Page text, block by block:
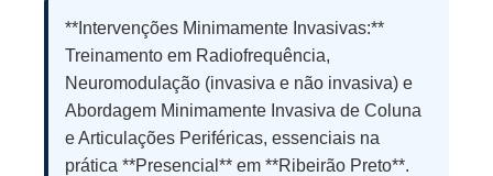
**Intervenções Minimamente Invasivas:**
Treinamento em Radiofrequência,
Neuromodulação (invasiva e não invasiva) e
Abordagem Minimamente Invasiva de Coluna
e Articulações Periféricas, essenciais na
prática **Presencial** em **Ribeirão Preto**.